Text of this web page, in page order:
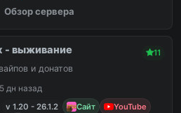
Обзор сервера
- выживание 11
и донатов
дн назад
v 1.20 - 26.1.2 Сайт YouTube